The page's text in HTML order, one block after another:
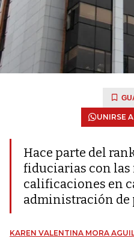
UNIRSE
Hace parte del
fiduciarias con las
calificaciones en
administración de
KAREN VALENTINA MORA